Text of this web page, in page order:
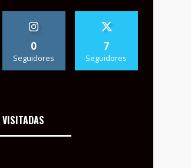
0
Seguidores
7
Seguidores